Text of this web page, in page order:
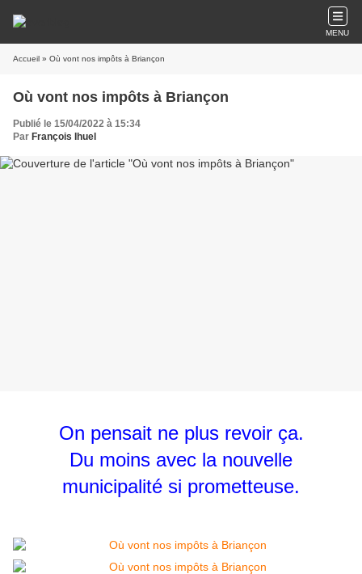
MENU
Accueil » Où vont nos impôts à Briançon
Où vont nos impôts à Briançon
Publié le 15/04/2022 à 15:34
Par François Ihuel
On pensait ne plus revoir ça.
Du moins avec la nouvelle
municipalité si prometteuse.